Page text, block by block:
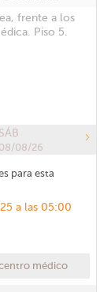
frente a los
Piso 5.
SÁB
08/08/26
para esta
a las 05:00
médico